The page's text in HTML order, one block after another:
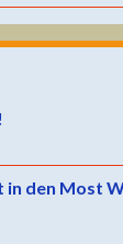
in den Most